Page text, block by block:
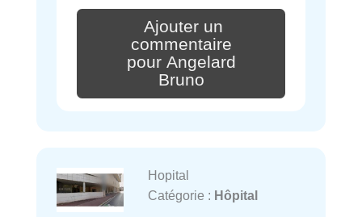
Ajouter un
commentaire
pour Angelard
Bruno
Hopital
Catégorie : Hôpital